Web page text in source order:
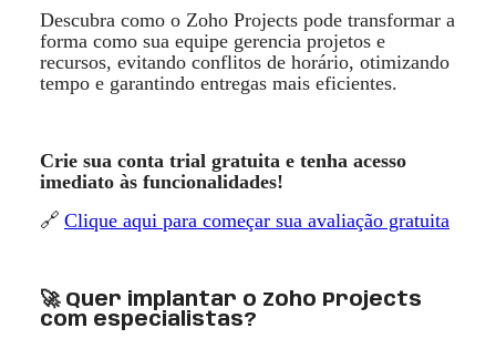
Descubra como o Zoho Projects pode transformar a
forma como sua equipe gerencia projetos e
recursos, evitando conflitos de horário, otimizando
tempo e garantindo entregas mais eficientes.
Crie sua conta trial gratuita e tenha acesso
imediato às funcionalidades!
🔗 Clique aqui para começar sua avaliação gratuita
🚀 Quer implantar o Zoho Projects
com especialistas?